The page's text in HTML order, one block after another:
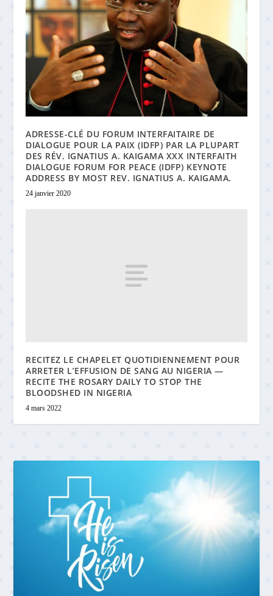
ADRESSE-CLÉ DU FORUM INTERFAITAIRE DE
DIALOGUE POUR LA PAIX (IDFP) PAR LA PLUPART
DES RÉV. IGNATIUS A. KAIGAMA XXX INTERFAITH
DIALOGUE FORUM FOR PEACE (IDFP) KEYNOTE
ADDRESS BY MOST REV. IGNATIUS A. KAIGAMA.
24 janvier 2020
RECITEZ LE CHAPELET QUOTIDIENNEMENT POUR
ARRETER L’EFFUSION DE SANG AU NIGERIA —
RECITE THE ROSARY DAILY TO STOP THE
BLOODSHED IN NIGERIA
4 mars 2022